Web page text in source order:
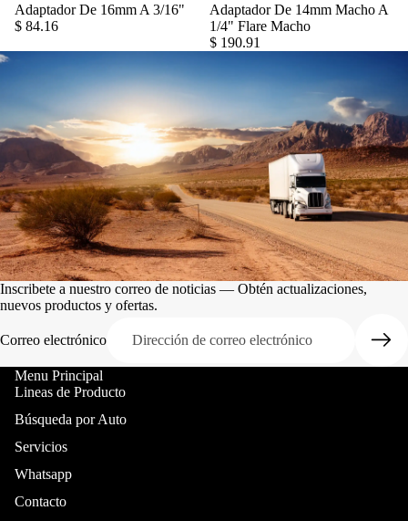
Agregar
Adaptador De 16mm A 3/16"
$ 84.16
Adaptador De 14mm Macho A
1/4" Flare Macho
$ 190.91
Inscribete a nuestro correo de noticias — Obtén actualizaciones,
nuevos productos y ofertas.
Correo electrónico
Menu Principal
Lineas de Producto
Búsqueda por Auto
Servicios
Whatsapp
Contacto